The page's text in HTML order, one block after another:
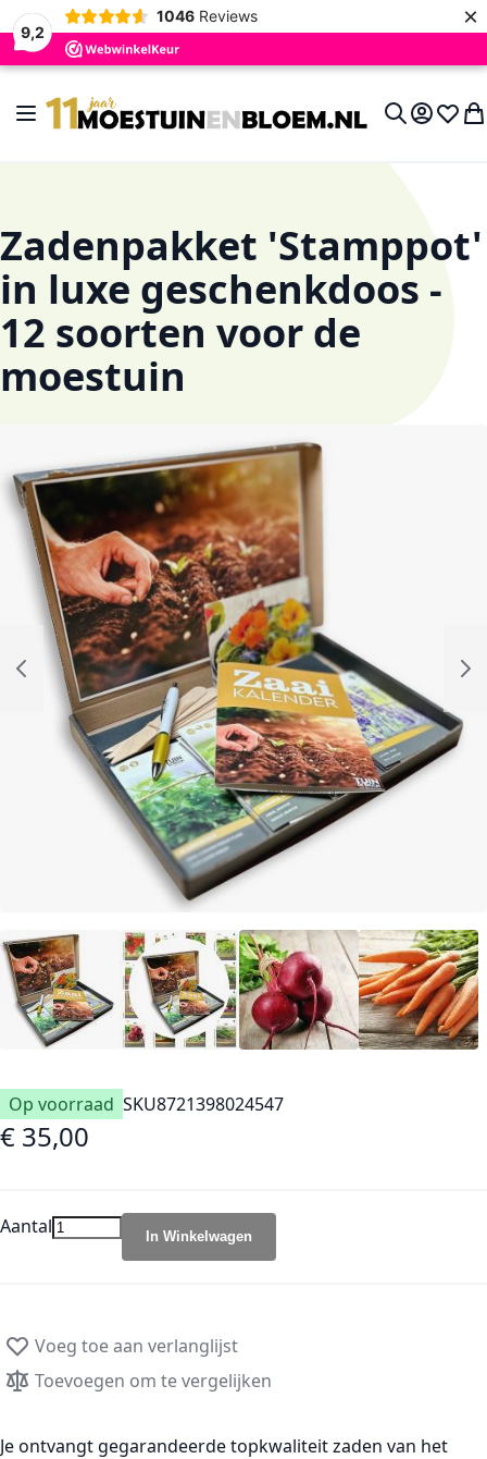
9,2
1046 Reviews ×
Toggle Nav
Account
Zadenpakket 'Stamppot'
in luxe geschenkdoos -
12 soorten voor de
moestuin
Op voorraad SKU8721398024547
€ 35,00
Aantal In Winkelwagen
Voeg toe aan verlanglijst
Toevoegen om te vergelijken
Je ontvangt gegarandeerde topkwaliteit zaden van het